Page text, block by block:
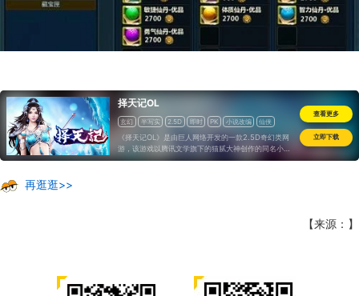
择天记OL
玄幻 半写实 2.5D 即时 PK 小说改编
仙侠
道具收费
《择天记OL》是由巨人网络开发的一款2.5D奇幻类网
游，该游戏以腾讯文学旗下的猫腻大神创作的同名小说
《择天记》为蓝本，讲述一名少年的强大之路。画面自
查看更多
立即下载
再逛逛>>
【来源：】